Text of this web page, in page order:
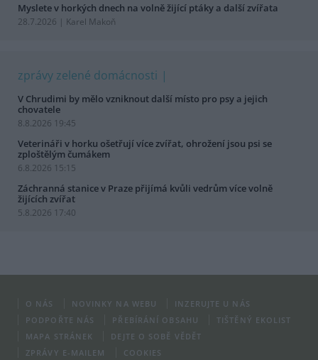
Myslete v horkých dnech na volně žijící ptáky a další zvířata
28.7.2026 | Karel Makoň
zprávy zelené domácnosti
V Chrudimi by mělo vzniknout další místo pro psy a jejich
chovatele
8.8.2026 19:45
Veterináři v horku ošetřují více zvířat, ohrožení jsou psi se
zploštělým čumákem
6.8.2026 15:15
Záchranná stanice v Praze přijímá kvůli vedrům více volně
žijících zvířat
5.8.2026 17:40
O NÁS NOVINKY NA WEBU
INZERUJTE U NÁS
PODPOŘTE NÁS
PŘEBÍRÁNÍ OBSAHU
TIŠTĚNÝ EKOLIST
MAPA STRÁNEK
DEJTE O SOBĚ VĚDĚT
ZPRÁVY E-MAILEM
COOKIES